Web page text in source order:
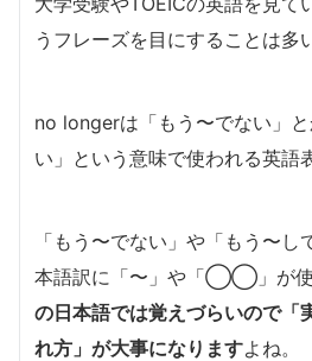
うフレーズを目にすることは多
no longerは「もう〜でない」
い」という意味で使われる英語
「もう〜でない」や「もう〜し
本語訳に「〜」や「◯◯」が使
の日本語では覚えづらいので「
れ方」が大事になりますよね。